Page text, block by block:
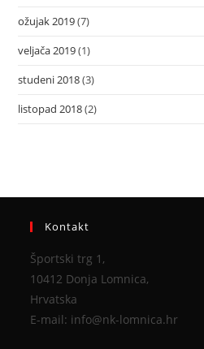
ožujak 2019(7)
veljača 2019(1)
studeni 2018(3)
listopad 2018(2)
Kontakt
Športski trg 1,
10412 Donja Lomnica,
Hrvatska
E-mail: info@nk-lomnica.hr